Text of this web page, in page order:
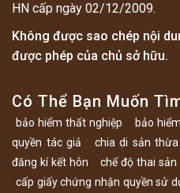
HN cấp ngày 02/12/2009.
Không được sao chép nội
được phép của chủ sở hữu.
Có Thể Bạn Muốn
bảo hiểm thất nghiệp bảo
quyền tác giả
chia di sản
đăng kí kết hôn
chế độ thai sản
cấp giấy chứng nhận quyền sử